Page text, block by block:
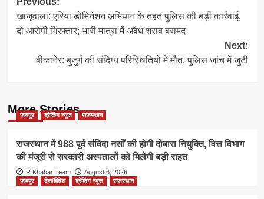
navigation
खाजूवाला: एरिया डोमिनेशन अभियान के तहत पुलिस की बड़ी कार्रवाई,
दो आरोपी गिरफ्तार; भारी मात्रा में अवैध शराब बरामद
Next:
बीकानेर: बुजुर्ग की संदिग्ध परिस्थितियों में मौत, पुलिस जांच में जुटी
More Stories
जयपुर ब्रेकिंग न्यूज राजस्थान
राजस्थान में 988 पूर्व संविदा नर्सों की होगी दोबारा नियुक्ति, वित्त विभाग
की मंजूरी से सरकारी अस्पतालों को मिलेगी बड़ी राहत
R.Khabar Team
August 6, 2026
जयपुर
देश/विदेश ब्रेकिंग न्यूज राजस्थान